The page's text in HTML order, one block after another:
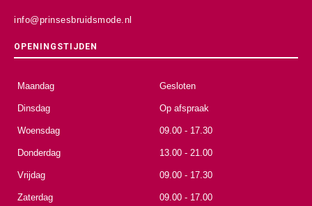
info@prinsesbruidsmode.nl
OPENINGSTIJDEN
Maandag Gesloten
Dinsdag Op afspraak
Woensdag 09.00 - 17.30
Donderdag 13.00 - 21.00
Vrijdag 09.00 - 17.30
Zaterdag 09.00 - 17.00